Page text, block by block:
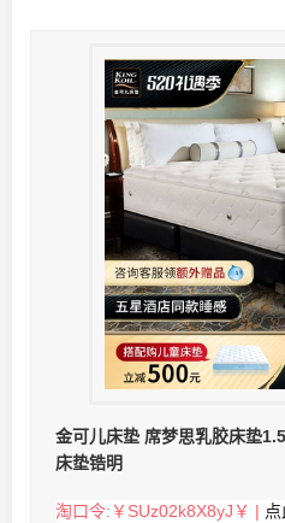
金可儿床垫 席梦思乳胶床垫
床垫锆明
淘口令:￥SUz02k8X8yJ￥ | 点